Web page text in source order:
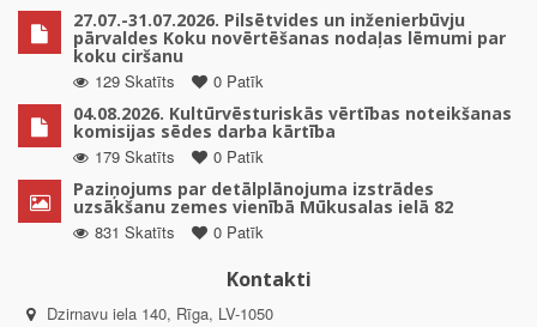
27.07.-31.07.2026. Pilsētvides un inženierbūvju
pārvaldes Koku novērtēšanas nodaļas lēmumi par
koku ciršanu
129 Skatīts
0 Patīk
04.08.2026. Kultūrvēsturiskās vērtības noteikšanas
komisijas sēdes darba kārtība
179 Skatīts
0 Patīk
Paziņojums par detālplānojuma izstrādes
uzsākšanu zemes vienībā Mūkusalas ielā 82
831 Skatīts
0 Patīk
Kontakti
Dzirnavu iela 140, Rīga, LV-1050